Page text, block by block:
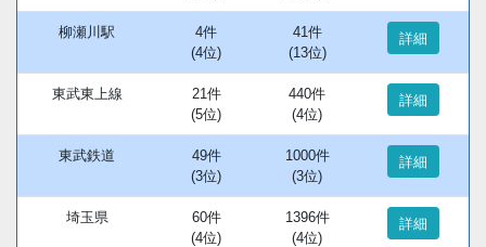
柳瀬川駅
4件
(4位)
41件
(13位)
詳細
東武東上線
21件
(5位)
440件
(4位)
詳細
東武鉄道
49件
(3位)
1000件
(3位)
詳細
埼玉県
60件
(4位)
1396件
(4位)
詳細